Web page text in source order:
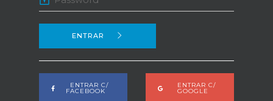
ENTRAR
ENTRAR C/
FACEBOOK
ENTRAR C/
GOOGLE